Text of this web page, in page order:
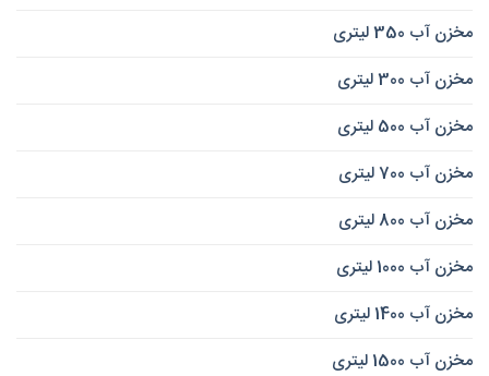
مخزن آب 350 لیتری
مخزن آب 300 لیتری
مخزن آب 500 لیتری
مخزن آب 700 لیتری
مخزن آب 800 لیتری
مخزن آب 1000 لیتری
مخزن آب 1400 لیتری
مخزن آب 1500 لیتری